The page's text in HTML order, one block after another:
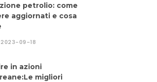
petrolio: come
aggiornati e cosa
2023-09-18
in azioni
migliori